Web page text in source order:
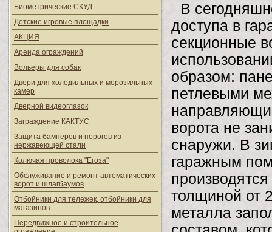
Биометрические СКУД
Детские игровые площадки
АКЦИЯ
Аренда ограждений
Вольеры для собак
Двери для холодильных и морозильных
камер
Дверной видеоглазок
Заграждение КАКТУС
Защита бамперов и порогов из
нержавеющей стали
Колючая проволока "Егоза"
Обслуживание и ремонт автоматических
ворот и шлагбаумов
Отбойники для тележек, отбойники для
магазинов
Передвижное и строительное
В
доступа в
секционные
образом:
петлевыми
ворота не
снаружи. В
гаражным
толщиной от
металла